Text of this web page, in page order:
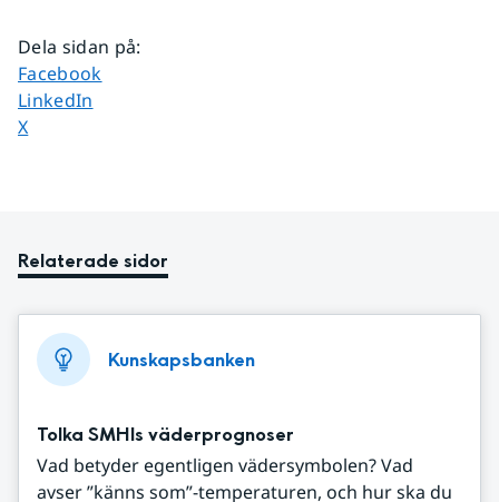
Dela sidan på:
Dela sidan på
Facebook
Dela sidan på
LinkedIn
Dela sidan på
X
Relaterade sidor
Kunskapsbanken
Tolka SMHIs väderprognoser
Vad betyder egentligen vädersymbolen? Vad
avser ”känns som”-temperaturen, och hur ska du